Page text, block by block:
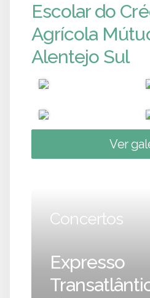
Escolar do
Agrícola
Alentejo Sul
Ver
Concertos
Expresso